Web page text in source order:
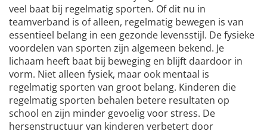
veel baat bij regelmatig sporten. Of dit nu in
teamverband is of alleen, regelmatig bewegen is van
essentieel belang in een gezonde levensstijl. De fysieke
voordelen van sporten zijn algemeen bekend. Je
lichaam heeft baat bij beweging en blijft daardoor in
vorm. Niet alleen fysiek, maar ook mentaal is
regelmatig sporten van groot belang. Kinderen die
regelmatig sporten behalen betere resultaten op
school en zijn minder gevoelig voor stress. De
hersenstructuur van kinderen verbetert door